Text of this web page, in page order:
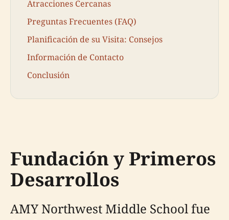
Atracciones Cercanas
Preguntas Frecuentes (FAQ)
Planificación de su Visita: Consejos
Información de Contacto
Conclusión
Fundación y Primeros
Desarrollos
AMY Northwest Middle School fue